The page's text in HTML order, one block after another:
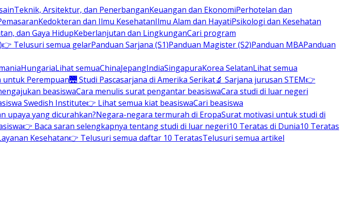
Teknik, Arsitektur, dan PenerbanganKeuangan dan EkonomiPerhotelan dan
Kedokteran dan Ilmu KesehatanIlmu Alam dan HayatiPsikologi dan Kesehatan
dan Gaya HidupKeberlanjutan dan LingkunganCari program
👉 Telusuri semua gelarPanduan Sarjana (S1)Panduan Magister (S2)Panduan MBAPanduan
HungariaLihat semuaChinaJepangIndiaSingapuraKorea SelatanLihat semua
untuk Perempuan🌉 Studi Pascasarjana di Amerika Serikat🔬 Sarjana jurusan STEM👉
beasiswaCara menulis surat pengantar beasiswaCara studi di luar negeri
Swedish Institute👉 Lihat semua kiat beasiswaCari beasiswa
upaya yang dicurahkan?Negara-negara termurah di EropaSurat motivasi untuk studi di
👉 Baca saran selengkapnya tentang studi di luar negeri10 Teratas di Dunia10 Teratas
Kesehatan👉 Telusuri semua daftar 10 TeratasTelusuri semua artikel